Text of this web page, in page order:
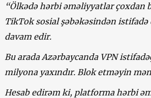
“Ölkədə hərbi əməliyyatlar çoxdan
TikTok sosial şəbəkəsindən istifadə
davam edir.
Bu arada Azərbaycanda VPN
milyona yaxındır. Blok etməyin
Hesab edirəm ki, platforma hərbi